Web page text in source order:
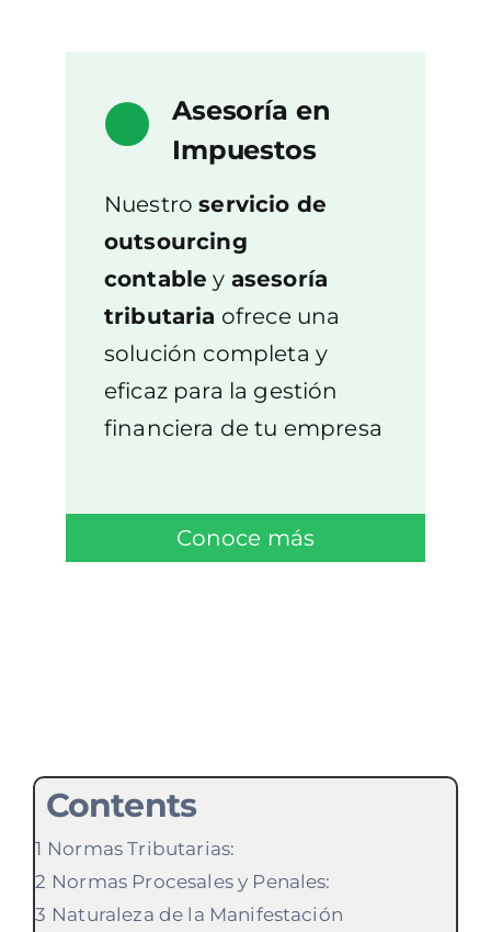
Asesoría en
Impuestos
Nuestroservicio de
outsourcing
contable y asesoría
tributaria ofrece una
solución completa y
eficaz para la gestión
financiera de tu empresa
Conoce más
Contents
Normas Tributarias:
Normas Procesales y Penales:
Naturaleza de la Manifestación